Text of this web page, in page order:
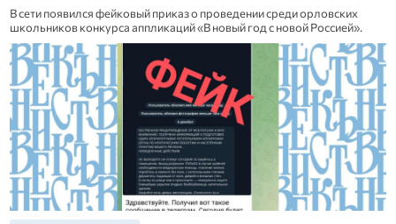
В сети появился фейковый приказ о проведении среди орловских
школьников конкурса аппликаций «В новый год с новой Россией».